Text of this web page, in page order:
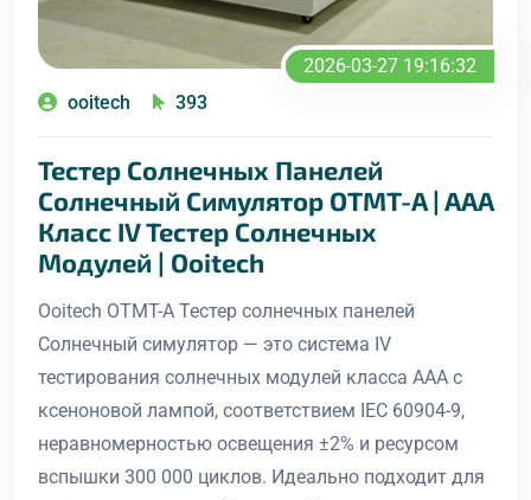
2026-03-27 19:16:32
ooitech
393
Тестер Солнечных Панелей
Солнечный Симулятор OTMT-A | AAA
Класс IV Тестер Солнечных
Модулей | Ooitech
Ooitech OTMT-A Тестер солнечных панелей
Солнечный симулятор — это система IV
тестирования солнечных модулей класса AAA с
ксеноновой лампой, соответствием IEC 60904-9,
неравномерностью освещения ±2% и ресурсом
вспышки 300 000 циклов. Идеально подходит для